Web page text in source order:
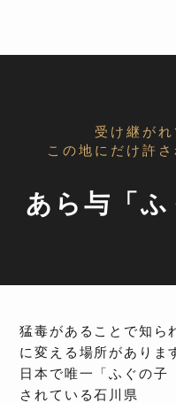
受け継が
この地にだけ許
あら与「ふ
猛毒があることで知ら
に変える場所がありま
日本で唯一「ふぐの子
されている石川県